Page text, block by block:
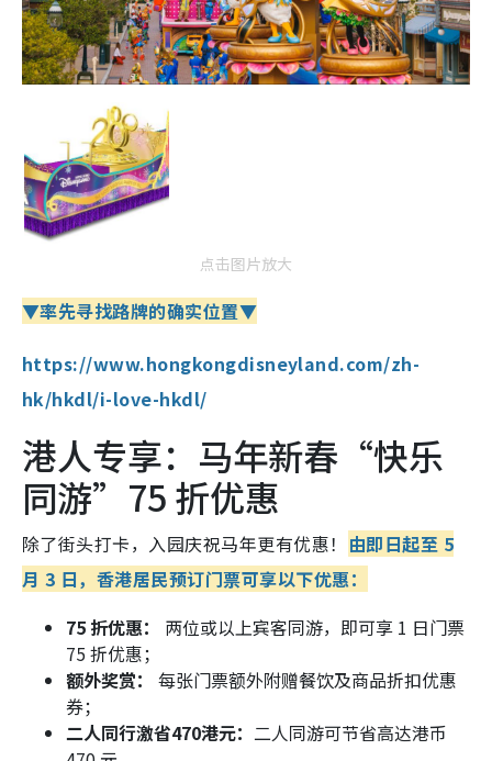
点击图片放大
▼率先寻找路牌的确实位置▼
https://www.hongkongdisneyland.com/zh-
hk/hkdl/i-love-hkdl/
港人专享：马年新春“快乐
同游”75 折优惠
除了街头打卡，入园庆祝马年更有优惠！ 由即日起至 5
月 3 日，香港居民预订门票可享以下优惠：
75 折优惠：
两位或以上宾客同游，即可享 1 日门票
75 折优惠；
额外奖赏：
每张门票额外附赠餐饮及商品折扣优惠
券；
二人同行激省470港元： 二人同游可节省高达港币